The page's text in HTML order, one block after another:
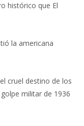
histórico que El
la americana
cruel destino de los
militar de 1936